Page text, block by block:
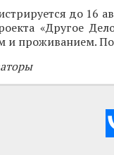
до 16
«Другое
и проживанием.